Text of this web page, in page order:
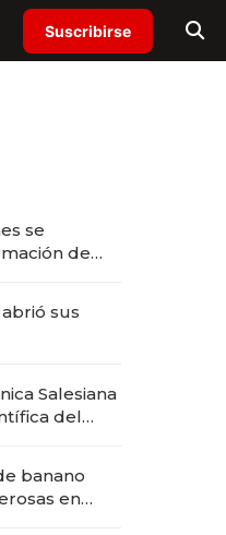
Suscribirse
se
de
sus
Salesiana
del
banano
en